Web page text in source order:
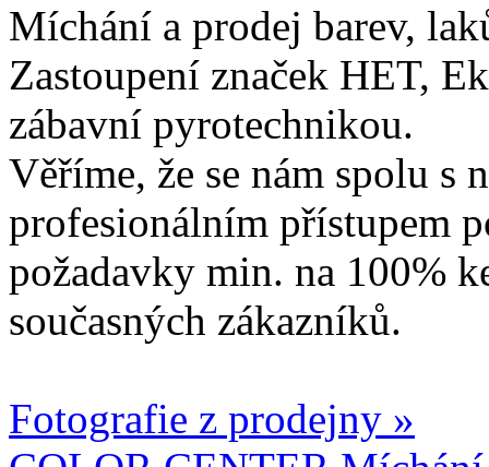
Míchání a prodej barev,
Zastoupení značek HET,
zábavní pyrotechnikou.
Věříme, že se nám spolu s
profesionálním přístupem
požadavky min. na 100%
současných zákazníků.
Fotografie z prodejny »